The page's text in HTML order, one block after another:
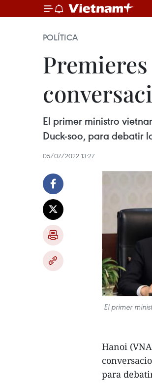
POLÍTICA
El primer ministro
Duck-soo, para debatir
05/07/2022 13:27
El primer
Hanoi
para